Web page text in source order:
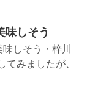
味しそう
しそう・梓川
てみましたが、